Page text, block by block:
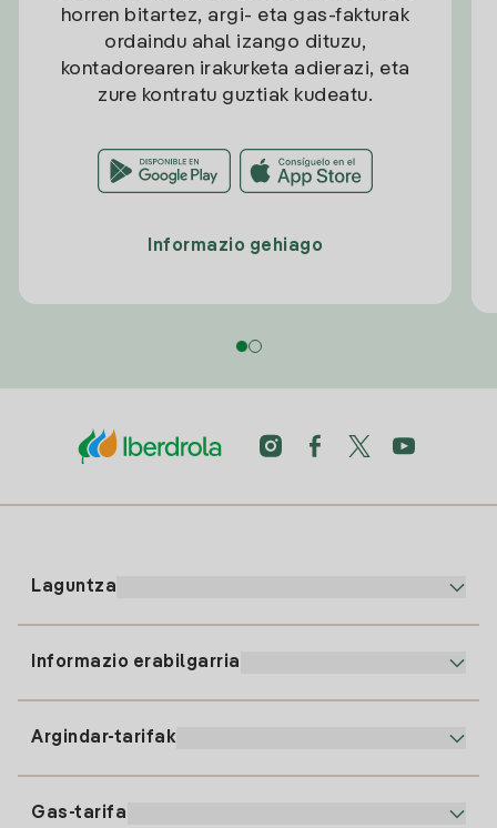
horren bitartez, argi- eta gas-fakturak
ordaindu ahal izango dituzu,
kontadorearen irakurketa adierazi, eta
zure kontratu guztiak kudeatu.
Informazio gehiago
Laguntza
91 919 52 73
Informazio erabilgarria
Argindar-tarifak
Gas-tarifa